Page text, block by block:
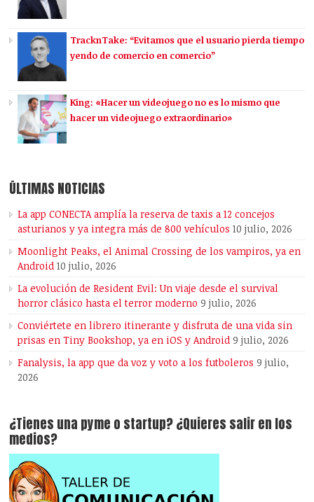
TracknTake: “Evitamos que el usuario pierda tiempo
yendo de comercio en comercio”
King: «Hacer un videojuego no es lo mismo que
hacer un videojuego extraordinario»
ÚLTIMAS NOTICIAS
La app CONECTA amplía la reserva de taxis a 12 concejos
asturianos y ya integra más de 800 vehículos 10 julio, 2026
Moonlight Peaks, el Animal Crossing de los vampiros, ya en
Android 10 julio, 2026
La evolución de Resident Evil: Un viaje desde el survival
horror clásico hasta el terror moderno 9 julio, 2026
Conviértete en librero itinerante y disfruta de una vida sin
prisas en Tiny Bookshop, ya en iOS y Android 9 julio, 2026
Fanalysis, la app que da voz y voto a los futboleros 9 julio,
2026
¿Tienes una pyme o startup? ¿Quieres salir en los
medios?